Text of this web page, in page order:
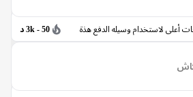
وسيله الدفع هذة